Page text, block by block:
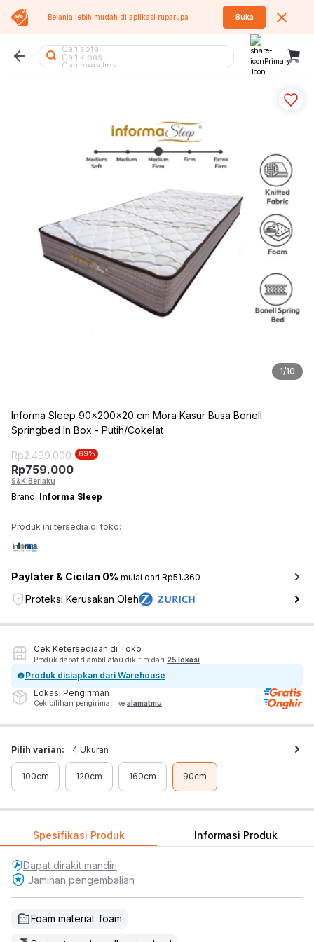
Belanja lebih mudah di aplikasi ruparupa Buka
Cari meja makan
Cari kipas
Cari meja lipat
Cari lemari
Cari lemari besi
Cari lemari pakaian
Cari rak buku
Cari tempat sampah
Cari rak piring
Cari rak sepatu
1/10
Informa Sleep 90x200x20 cm Mora Kasur Busa Bonell
Springbed In Box - Putih/Cokelat
Rp2.499.000 69%
Rp759.000
S&K Berlaku
Brand: Informa Sleep
Produk ini tersedia di toko:
Paylater & Cicilan 0% mulai dari Rp51.360
Proteksi Kerusakan Oleh
Cek Ketersediaan di Toko
Produk dapat diambil atau dikirim dari 25 lokasi
Produk disiapkan dari Warehouse
Lokasi Pengiriman
Cek pilihan pengiriman ke alamatmu
Pilih varian: 4 Ukuran
100cm 120cm 160cm 90cm
Spesifikasi Produk Informasi Produk
Dapat dirakit mandiri
Jaminan pengembalian
Foam material: foam